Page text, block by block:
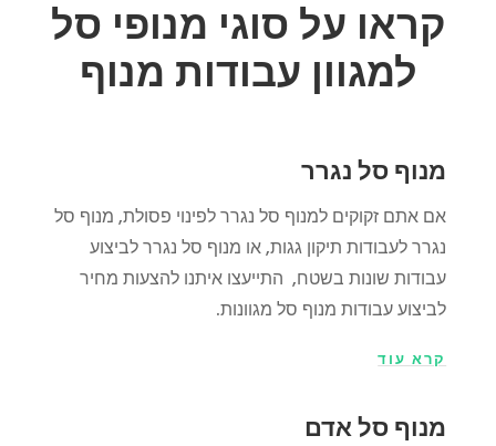
קראו על סוגי מנופי סל
למגוון עבודות מנוף
מנוף סל נגרר
אם אתם זקוקים למנוף סל נגרר לפינוי פסולת, מנוף סל
נגרר לעבודות תיקון גגות, או מנוף סל נגרר לביצוע
עבודות שונות בשטח, התייעצו איתנו להצעות מחיר
לביצוע עבודות מנוף סל מגוונות.
קרא עוד
מנוף סל אדם